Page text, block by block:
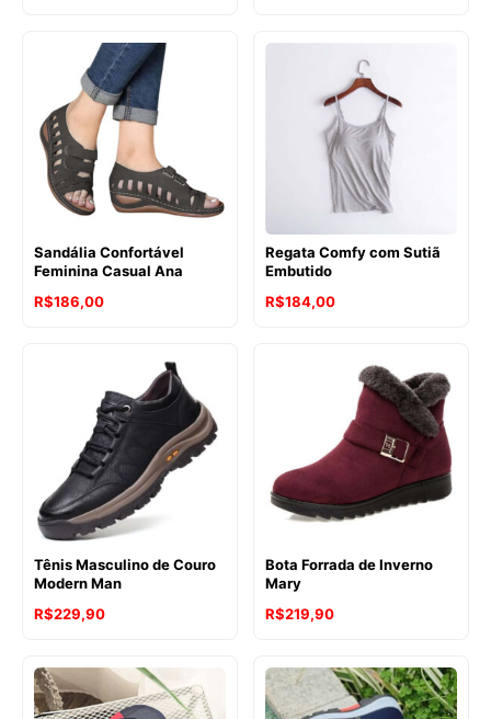
Sandália Confortável
Feminina Casual Ana
R$186,00
Regata Comfy com Sutiã
Embutido
R$184,00
Tênis Masculino de Couro
Modern Man
R$229,90
Bota Forrada de Inverno
Mary
R$219,90